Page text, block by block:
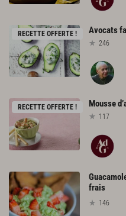
RECETTE OFFERTE ! Avocats
246
RECETTE OFFERTE ! Mousse
117
frais
146